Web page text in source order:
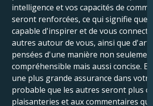
intelligence et vos capacités de
seront renforcées, ce qui signifie que
capable d'inspirer et de vous connecter
autres autour de vous, ainsi que
pensées d'une manière non seulement
compréhensible mais aussi concise. En
une plus grande assurance dans votre
probable que les autres seront plus
plaisanteries et aux commentaires que